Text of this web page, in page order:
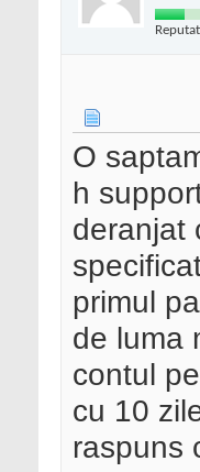
O
h
deranjat
primul
de luma
contul
cu 10
raspuns